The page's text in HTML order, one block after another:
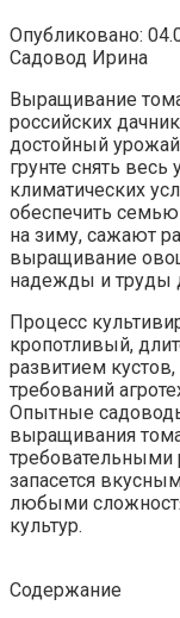
Опубликовано:
Садовод Ирина
Выращивание
российских
достойный
грунте снять
климатических
обеспечить
на зиму, сажают
выращивание
надежды и труды
Процесс
кропотливый,
развитием
требований
Опытные
выращивания
требовательными
запасется
любыми
культур.
Содержание